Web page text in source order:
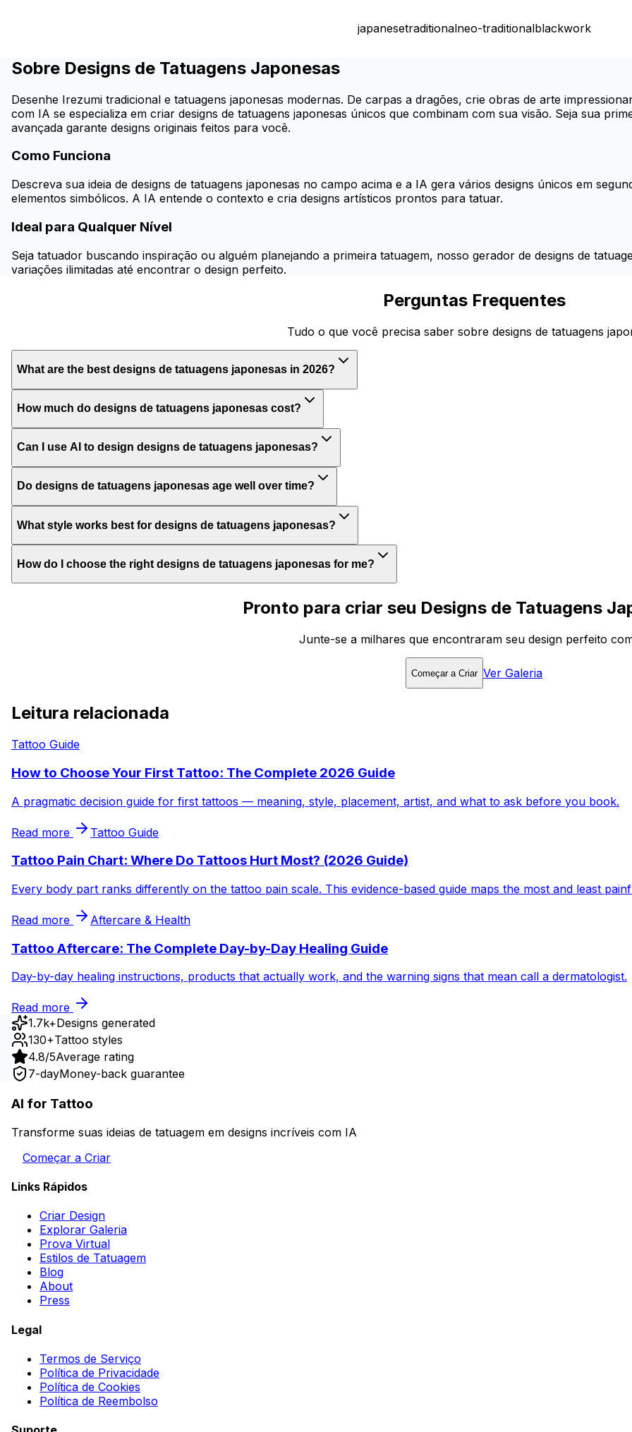
japanesetraditionalneo-traditionalblackwork
Sobre Designs de Tatuagens Japonesas
Desenhe Irezumi tradicional e tatuagens japonesas modernas. De carpas a dragões, crie obras de arte
com IA se especializa em criar designs de tatuagens japonesas únicos que combinam com sua visão. Seja sua
avançada garante designs originais feitos para você.
Como Funciona
Descreva sua ideia de designs de tatuagens japonesas no campo acima e a IA gera vários designs únicos em
elementos simbólicos. A IA entende o contexto e cria designs artísticos prontos para tatuar.
Ideal para Qualquer Nível
Seja tatuador buscando inspiração ou alguém planejando a primeira tatuagem, nosso gerador de designs de
variações ilimitadas até encontrar o design perfeito.
Perguntas Frequentes
Tudo o que você precisa saber sobre designs de tatuagens
What are the best designs de tatuagens japonesas in 2026?
How much do designs de tatuagens japonesas cost?
Can I use AI to design designs de tatuagens japonesas?
Do designs de tatuagens japonesas age well over time?
What style works best for designs de tatuagens japonesas?
How do I choose the right designs de tatuagens japonesas for me?
Pronto para criar seu Designs de Tatuagens
Junte-se a milhares que encontraram seu design perfeito
Começar a Criar Ver Galeria
Leitura relacionada
Tattoo Guide
How to Choose Your First Tattoo: The Complete 2026 Guide
A pragmatic decision guide for first tattoos — meaning, style, placement, artist, and what to ask before you book.
Read more Tattoo Guide
Tattoo Pain Chart: Where Do Tattoos Hurt Most? (2026 Guide)
Every body part ranks differently on the tattoo pain scale. This evidence-based guide maps the most and least
Read more Aftercare & Health
Tattoo Aftercare: The Complete Day-by-Day Healing Guide
Day-by-day healing instructions, products that actually work, and the warning signs that mean call a dermatologist.
Read more
1.7k+Designs generated
130+Tattoo styles
4.8/5Average rating
7-dayMoney-back guarantee
AI for Tattoo
Transforme suas ideias de tatuagem em designs incríveis com IA
Começar a Criar
Links Rápidos
Criar Design
Explorar Galeria
Prova Virtual
Estilos de Tatuagem
Blog
About
Press
Legal
Termos de Serviço
Política de Privacidade
Política de Cookies
Política de Reembolso